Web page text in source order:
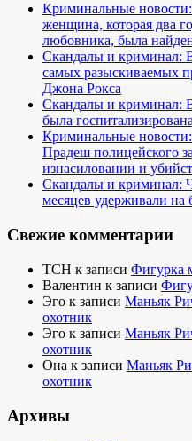
Криминальные
женщина, которая два
любовника, была
Скандалы и криминал:
самых разыскиваемых
Джона Рокса
Скандалы и криминал:
была
Криминальные
Прадеш полицейского
изнасиловании и
Скандалы и криминал:
месяцев удерживали на
Свежие комментарии
TCH к записи Фигурка
Валентин к записи
Эго к записи Маньяк
охотник
Эго к записи Маньяк
охотник
Она к записи Маньяк
охотник
Архивы